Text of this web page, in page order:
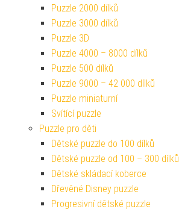
Puzzle 2000 dílků
Puzzle 3000 dílků
Puzzle 3D
Puzzle 4000 – 8000 dílků
Puzzle 500 dílků
Puzzle 9000 – 42 000 dílků
Puzzle miniaturní
Svítící puzzle
Puzzle pro děti
Dětské puzzle do 100 dílků
Dětské puzzle od 100 – 300 dílků
Dětské skládací koberce
Dřevěné Disney puzzle
Progresivní dětské puzzle